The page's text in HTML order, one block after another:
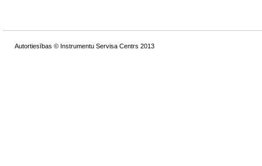
Autortiesības © Instrumentu Servisa Centrs 2013